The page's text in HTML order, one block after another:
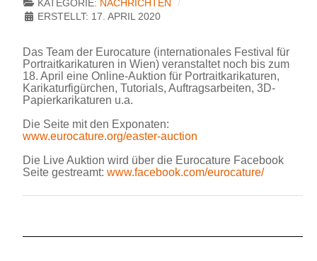
KATEGORIE: NACHRICHTEN
ERSTELLT: 17. APRIL 2020
Das Team der Eurocature (internationales Festival für
Portraitkarikaturen in Wien) veranstaltet noch bis zum
18. April eine Online-Auktion für Portraitkarikaturen,
Karikaturfigürchen, Tutorials, Auftragsarbeiten, 3D-
Papierkarikaturen u.a.
Die Seite mit den Exponaten:
www.eurocature.org/easter-auction
Die Live Auktion wird über die Eurocature Facebook
Seite gestreamt: www.facebook.com/eurocature/